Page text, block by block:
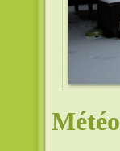
Météo